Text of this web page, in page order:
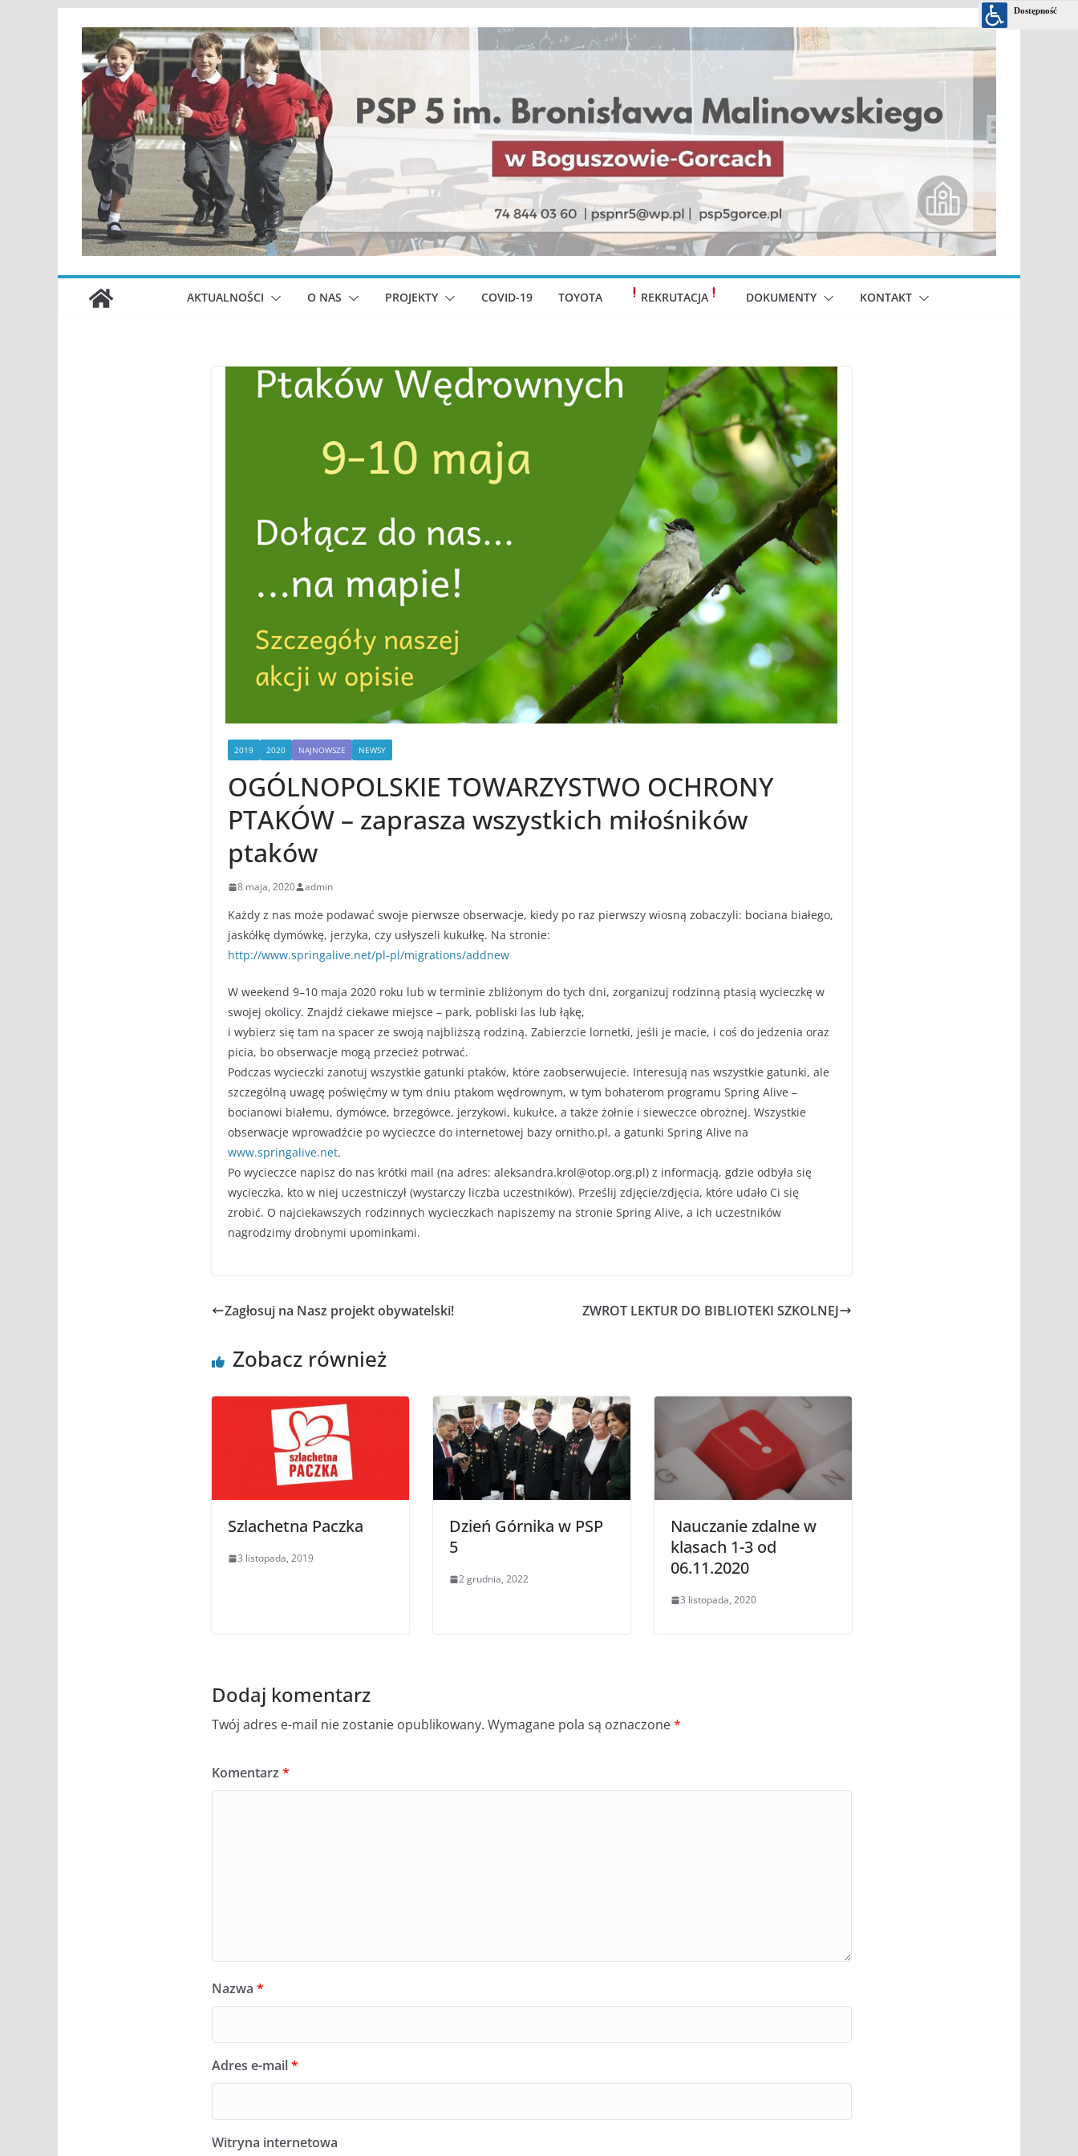
AKTUALNOŚCI O NAS PROJEKTY COVID-19 TOYOTA REKRUTACJA DOKUMENTY KONTAKT
2019 2020 NAJNOWSZE NEWSY
OGÓLNOPOLSKIE TOWARZYSTWO OCHRONY
PTAKÓW – zaprasza wszystkich miłośników
ptaków
8 maja, 2020 admin
Każdy z nas może podawać swoje pierwsze obserwacje, kiedy po raz pierwszy wiosną zobaczyli: bociana białego,
jaskółkę dymówkę, jerzyka, czy usłyszeli kukułkę. Na stronie:
http://www.springalive.net/pl-pl/migrations/addnew
W weekend 9–10 maja 2020 roku lub w terminie zbliżonym do tych dni, zorganizuj rodzinną ptasią wycieczkę w
swojej okolicy. Znajdź ciekawe miejsce – park, pobliski las lub łąkę,
i wybierz się tam na spacer ze swoją najbliższą rodziną. Zabierzcie lornetki, jeśli je macie, i coś do jedzenia oraz
picia, bo obserwacje mogą przecież potrwać.
Podczas wycieczki zanotuj wszystkie gatunki ptaków, które zaobserwujecie. Interesują nas wszystkie gatunki, ale
szczególną uwagę poświęćmy w tym dniu ptakom wędrownym, w tym bohaterom programu Spring Alive –
bocianowi białemu, dymówce, brzegówce, jerzykowi, kukułce, a także żołnie i sieweczce obrożnej. Wszystkie
obserwacje wprowadźcie po wycieczce do internetowej bazy ornitho.pl, a gatunki Spring Alive na
www.springalive.net.
Po wycieczce napisz do nas krótki mail (na adres: aleksandra.krol@otop.org.pl) z informacją, gdzie odbyła się
wycieczka, kto w niej uczestniczył (wystarczy liczba uczestników). Prześlij zdjęcie/zdjęcia, które udało Ci się
zrobić. O najciekawszych rodzinnych wycieczkach napiszemy na stronie Spring Alive, a ich uczestników
nagrodzimy drobnymi upominkami.
Zagłosuj na Nasz projekt obywatelski! ZWROT LEKTUR DO BIBLIOTEKI SZKOLNEJ
Zobacz również
Szlachetna Paczka
3 listopada, 2019
Dzień Górnika w PSP
5
2 grudnia, 2022
Nauczanie zdalne w
klasach 1-3 od
06.11.2020
3 listopada, 2020
Dodaj komentarz
Twój adres e-mail nie zostanie opublikowany. Wymagane pola są oznaczone*
Komentarz *
Nazwa *
Adres e-mail*
Witryna internetowa